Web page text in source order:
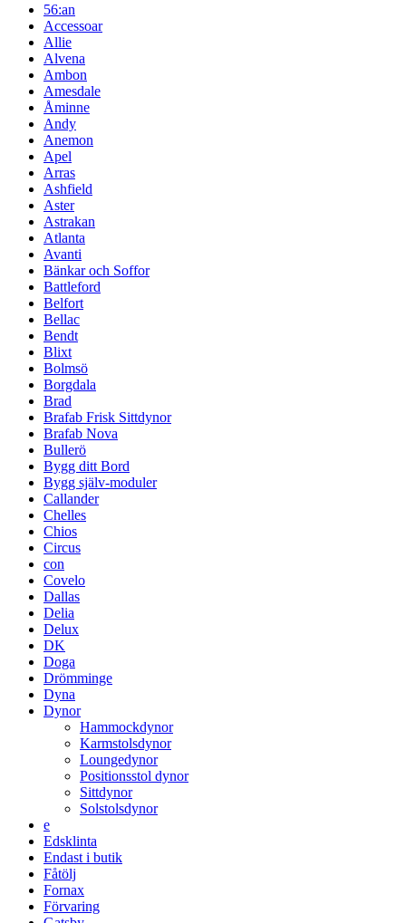
56:an
Accessoar
Allie
Alvena
Ambon
Amesdale
Åminne
Andy
Anemon
Apel
Arras
Ashfield
Aster
Astrakan
Atlanta
Avanti
Bänkar och Soffor
Battleford
Belfort
Bellac
Bendt
Blixt
Bolmsö
Borgdala
Brad
Brafab Frisk Sittdynor
Brafab Nova
Bullerö
Bygg ditt Bord
Bygg själv-moduler
Callander
Chelles
Chios
Circus
con
Covelo
Dallas
Delia
Delux
DK
Doga
Drömminge
Dyna
Dynor
Hammockdynor
Karmstolsdynor
Loungedynor
Positionsstol dynor
Sittdynor
Solstolsdynor
e
Edsklinta
Endast i butik
Fåtölj
Fornax
Förvaring